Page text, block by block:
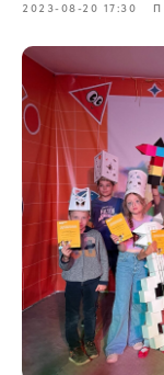
2023-08-20 17:30